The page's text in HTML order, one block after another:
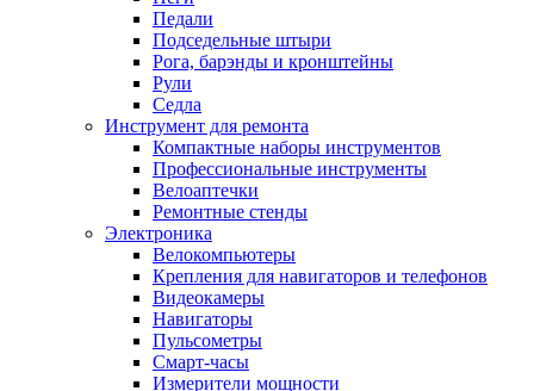
Педали
Подседельные штыри
Рога, барэнды и кронштейны
Рули
Седла
Инструмент для ремонта
Компактные наборы инструментов
Профессиональные инструменты
Велоаптечки
Ремонтные стенды
Электроника
Велокомпьютеры
Крепления для навигаторов и телефонов
Видеокамеры
Навигаторы
Пульсометры
Смарт-часы
Измерители мощности